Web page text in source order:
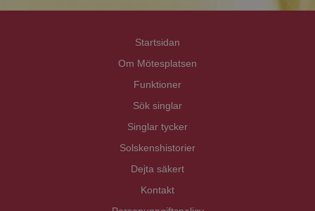
Startsidan
Om Mötesplatsen
Funktioner
Sök singlar
Singlar tycker
Solskenshistorier
Dejta säkert
Kontakt